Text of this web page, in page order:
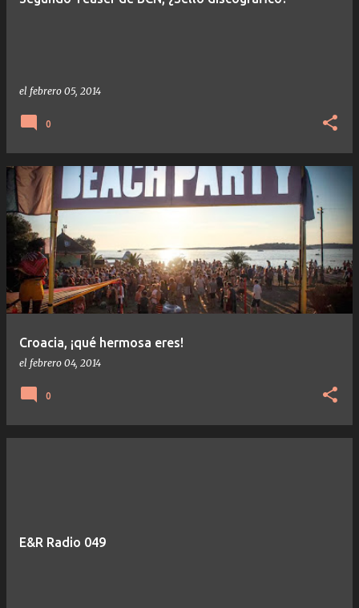
el febrero 05, 2014
0
Croacia, ¡qué hermosa eres!
el febrero 04, 2014
0
E&R Radio 049